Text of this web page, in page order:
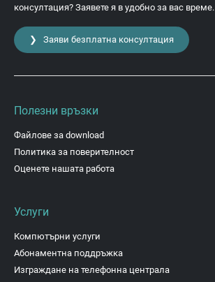
консултация? Заявете я в удобно за вас време.
❯ Заяви безплатна консултация
Полезни връзки
Файлове за download
Политика за поверителност
Оценете нашата работа
Услуги
Компютърни услуги
Абонаментна поддръжка
Изграждане на телефонна централа